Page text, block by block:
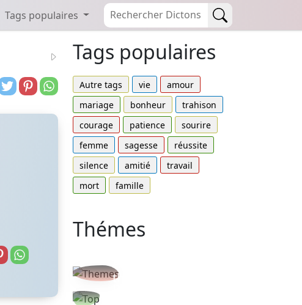
Tags populaires
Tags populaires
Autre tags vie
amour
mariage
bonheur
trahison
courage
patience
sourire
femme
sagesse
réussite
silence
amitié
travail
mort
famille
Thémes
thèmes